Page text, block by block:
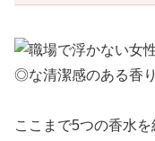
ここまで5つの香水を